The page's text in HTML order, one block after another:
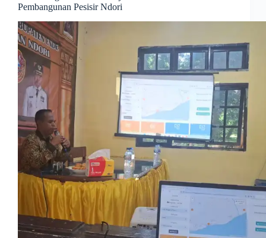
Pembangunan Pesisir Ndori